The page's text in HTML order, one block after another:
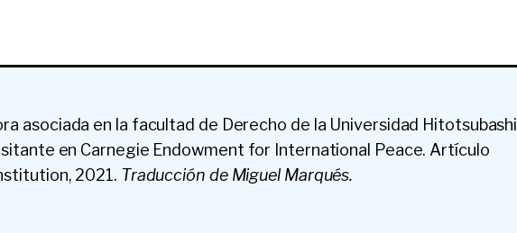
asociada en la facultad de Derecho de la Universidad Hitotsubashi
en Carnegie Endowment for International Peace. Artículo
2021. Traducción de Miguel Marqués.